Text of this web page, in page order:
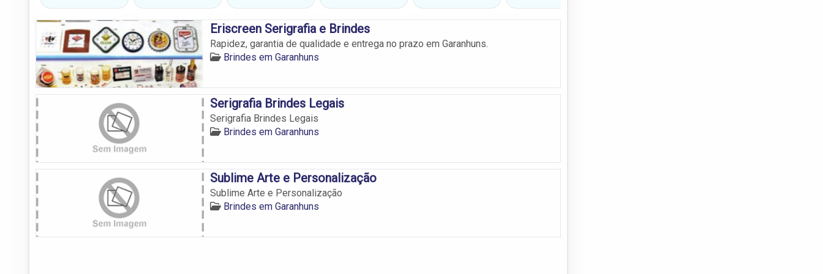
Eriscreen Serigrafia e Brindes
Rapidez, garantia de qualidade e entrega no prazo em Garanhuns.
Brindes em Garanhuns
Serigrafia Brindes Legais
Serigrafia Brindes Legais
Brindes em Garanhuns
Sublime Arte e Personalização
Sublime Arte e Personalização
Brindes em Garanhuns